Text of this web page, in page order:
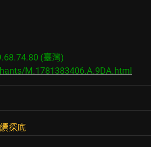
(臺灣)
M.1781383406.A.9DA.html
探底